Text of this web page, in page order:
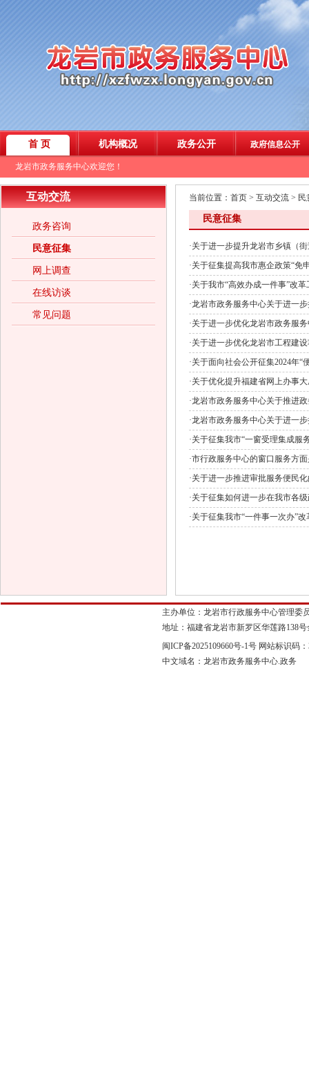
互动交流
政务咨询
民意征集
网上调查
在线访谈
常见问题
当前位置： 首页> 互动交流> 民
民意征集
·关于进一步提升龙岩市乡镇（
·关于征集提高我市惠企政策“免
·关于我市“高效办成一件事”改
·龙岩市政务服务中心关于进一
·关于进一步优化龙岩市政务服
·关于进一步优化龙岩市工程建
·关于面向社会公开征集2024年“
·关于优化提升福建省网上办事
·龙岩市政务服务中心关于推进
·龙岩市政务服务中心关于进一
·关于征集我市“一窗受理集成服
·市行政服务中心的窗口服务方
·关于进一步推进审批服务便民
·关于征集如何进一步在我市各
·关于征集我市“一件事一次办”